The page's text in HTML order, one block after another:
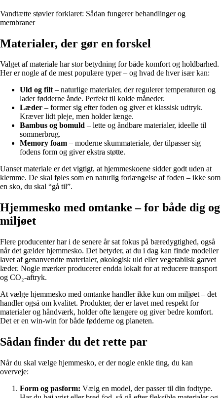
Vandtætte støvler forklaret: Sådan fungerer behandlinger og
membraner
Materialer, der gør en forskel
Valget af materiale har stor betydning for både komfort og holdbarhed.
Her er nogle af de mest populære typer – og hvad de hver især kan:
Uld og filt– naturlige materialer, der regulerer temperaturen og
lader fødderne ånde. Perfekt til kolde måneder.
Læder – former sig efter foden og giver et klassisk udtryk.
Kræver lidt pleje, men holder længe.
Bambus og bomuld – lette og åndbare materialer, ideelle til
sommerbrug.
Memory foam – moderne skummateriale, der tilpasser sig
fodens form og giver ekstra støtte.
Uanset materiale er det vigtigt, at hjemmeskoene sidder godt uden at
klemme. De skal føles som en naturlig forlængelse af foden – ikke som
en sko, du skal “gå til”.
Hjemmesko med omtanke – for både dig og
miljøet
Flere producenter har i de senere år sat fokus på bæredygtighed, også
når det gælder hjemmesko. Det betyder, at du i dag kan finde modeller
lavet af genanvendte materialer, økologisk uld eller vegetabilsk garvet
læder. Nogle mærker producerer endda lokalt for at reducere transport
og CO₂-aftryk.
At vælge hjemmesko med omtanke handler ikke kun om miljøet – det
handler også om kvalitet. Produkter, der er lavet med respekt for
materialer og håndværk, holder ofte længere og giver bedre komfort.
Det er en win-win for både fødderne og planeten.
Sådan finder du det rette par
Når du skal vælge hjemmesko, er der nogle enkle ting, du kan
overveje:
Form og pasform: Vælg en model, der passer til din fodtype.